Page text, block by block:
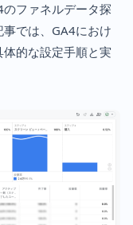
ファネルデータ探
では、GA4におけ
的な設定手順と実